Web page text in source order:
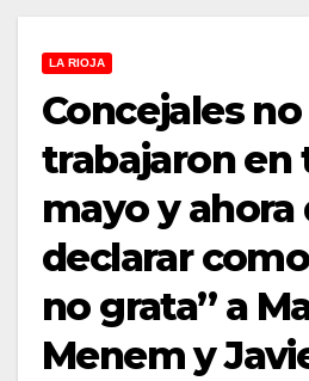
LA RIOJA
Concejales no
trabajaron en
mayo y ahora
declarar
no grata” a
Menem y